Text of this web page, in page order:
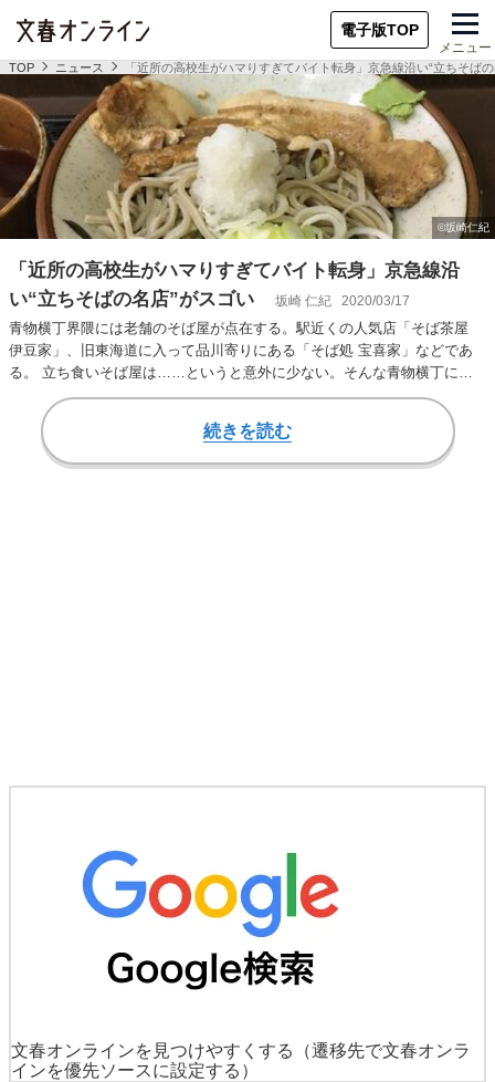
電子版TOP
メニュー
TOP ニュース 「近所の高校生がハマりすぎてバイト転身」京急線沿い“立ちそば
「近所の高校生がハマりすぎてバイト転身」京急線沿
い“立ちそばの名店”がスゴい
坂崎 仁紀 2020/03/17
青物横丁界隈には老舗のそば屋が点在する。駅近くの人気店「そば茶屋
伊豆家」、旧東海道に入って品川寄りにある「そば処 宝喜家」などであ
る。 立ち食いそば屋は……というと意外に少ない。そんな青物横丁に
2019年2月、「…
続きを読む
文春オンラインを見つけやすくする
（遷移先で文春オンラ
インを優先ソースに設定する）